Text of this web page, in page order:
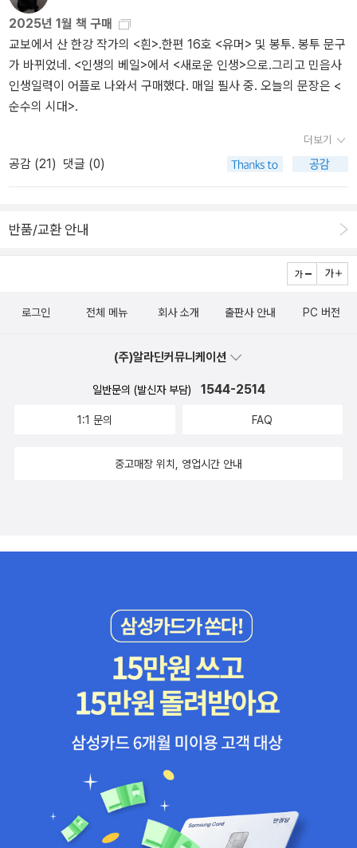
2025년 1월 책 구매
교보에서 산 한강 작가의 <흰>.한편 16호 <유머> 및 봉투. 봉투 문구
가 바뀌었네. <인생의 베일>에서 <새로운 인생>으로.그리고 민음사
인생일력이 어플로 나와서 구매했다. 매일 필사 중. 오늘의 문장은 <
순수의 시대>.
더보기
공감 (21) 댓글 (0)
반품/교환 안내
로그인 전체 메뉴 회사 소개 출판사 안내 PC 버전
(주)알라딘커뮤니케이션
일반문의 (발신자 부담) 1544-2514
1:1 문의 FAQ
중고매장 위치, 영업시간 안내